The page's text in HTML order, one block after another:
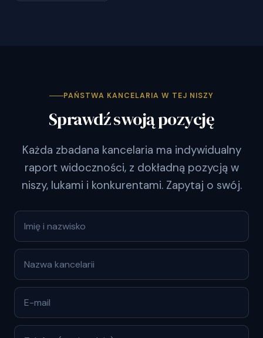
PAŃSTWA KANCELARIA W TEJ NISZY
Sprawdź swoją pozycję
Każda zbadana kancelaria ma indywidualny
raport widoczności, z dokładną pozycją w
niszy, lukami i konkurentami. Zapytaj o swój.